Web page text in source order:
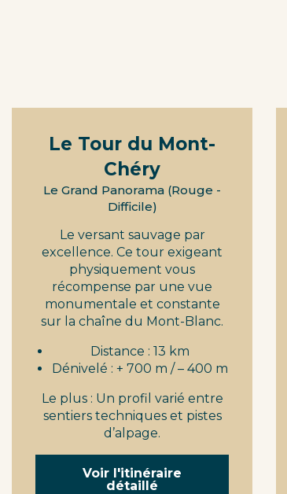
Le Tour du Mont-
Chéry
Le Grand Panorama (Rouge -
Difficile)
Le versant sauvage par
excellence. Ce tour exigeant
physiquement vous
récompense par une vue
monumentale et constante
sur la chaîne du Mont-Blanc.
Distance : 13 km
Dénivelé : + 700 m / – 400 m
Le plus : Un profil varié entre
sentiers techniques et pistes
d’alpage.
Voir l'itinéraire
détaillé